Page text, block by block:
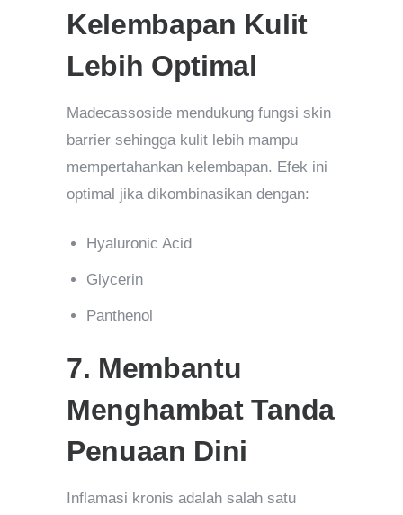
Kelembapan Kulit
Lebih Optimal
Madecassoside mendukung fungsi skin
barrier sehingga kulit lebih mampu
mempertahankan kelembapan. Efek ini
optimal jika dikombinasikan dengan:
Hyaluronic Acid
Glycerin
Panthenol
7. Membantu
Menghambat Tanda
Penuaan Dini
Inflamasi kronis adalah salah satu